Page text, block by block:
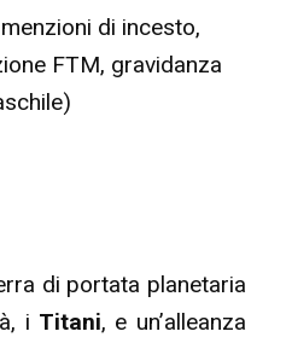
di incesto,
FTM, gravidanza
di portata planetaria
i Titani, e un’alleanza